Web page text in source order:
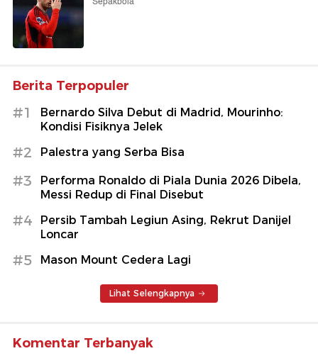
Berita Terpopuler
#1
Bernardo Silva Debut di Madrid, Mourinho:
Kondisi Fisiknya Jelek
#2 Palestra yang Serba Bisa
#3
Performa Ronaldo di Piala Dunia 2026 Dibela,
Messi Redup di Final Disebut
#4
Persib Tambah Legiun Asing, Rekrut Danijel
Loncar
#5 Mason Mount Cedera Lagi
Lihat Selengkapnya
Komentar Terbanyak